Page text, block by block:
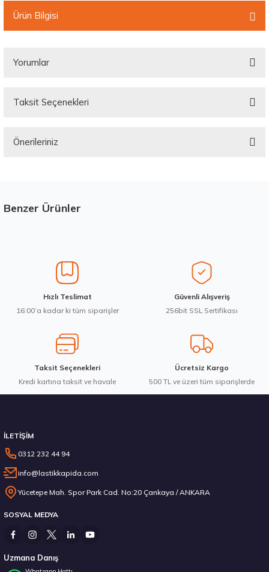
Ürün Bilgisi
Yorumlar
Taksit Seçenekleri
Önerileriniz
Görüş ve önerileriniz için teşekkür ederiz.
Ürün bilgilerinde hatalar bulunuyor.
Ürün fiyatı diğer sitelerden daha pahalı.
Bu ürüne benzer farklı alternatifler olmalı.
Benzer Ürünler
Hankook 205/65R16C 107/105T VanTRa LT RA18 Yaz 2026
6.792,50 ₺
Hızlı Teslimat
16:00’a kadar ki tüm siparişler
Güvenli Alışveriş
256bit SSL Sertifikası
Taksit Seçenekleri
Kredi kartına taksit ve havale
Ücretsiz Kargo
500 TL ve üzeri tüm siparişlerde
İLETİŞİM
0312 232 44 94
info@lastikkapida.com
Yücetepe Mah. Spor Park Cad. No:20 Çankaya / ANKARA
SOSYAL MEDYA
Uzmana Danış